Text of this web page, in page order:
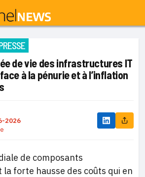
de vie des infrastructures IT
à la pénurie et à l’inflation
2026
de composants
forte hausse des coûts qui en